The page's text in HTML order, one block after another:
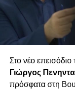
Τετάρτη
Στο νέο επεισόδιο
Γιώργος
πρόσφατα στη